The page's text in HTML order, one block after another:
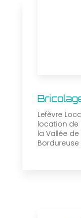
Lefèvre
location de
la Vallée